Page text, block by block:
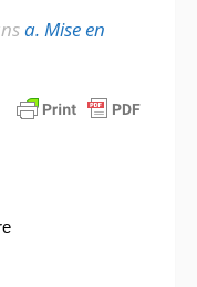
a. Mise en